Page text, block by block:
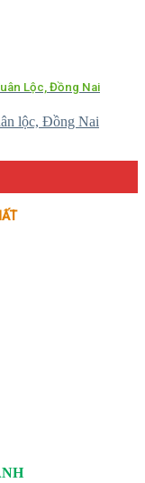
Lộc, Đồng Nai
lộc, Đồng Nai